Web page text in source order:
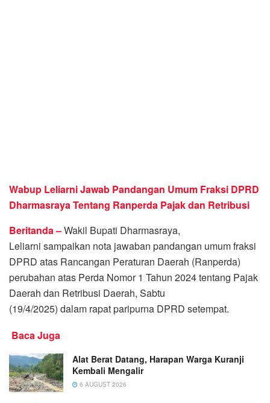
Wabup Leliarni Jawab Pandangan Umum Fraksi DPRD
Dharmasraya Tentang Ranperda Pajak dan Retribusi
Beritanda –Wakil Bupati Dharmasraya,
Leliarni sampaikan nota jawaban pandangan umum fraksi
DPRD atas Rancangan Peraturan Daerah (Ranperda)
perubahan atas Perda Nomor 1 Tahun 2024 tentang Pajak
Daerah dan Retribusi Daerah, Sabtu
(19/4/2025) dalam rapat paripurna DPRD setempat.
Baca Juga
Alat Berat Datang, Harapan Warga Kuranji
Kembali Mengalir
6 AUGUST 2026